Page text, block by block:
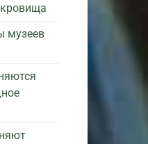
музеев